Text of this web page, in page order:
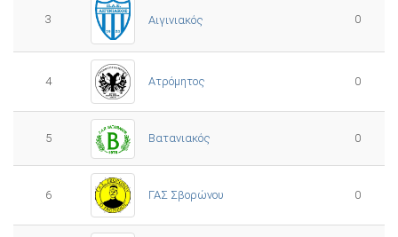
3 Αιγινιακός 0
4 Ατρόμητος 0
5 Βατανιακός 0
6 ΓΑΣ Σβορώνου 0